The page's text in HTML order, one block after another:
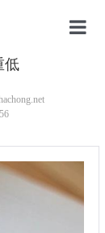
研究生论
低